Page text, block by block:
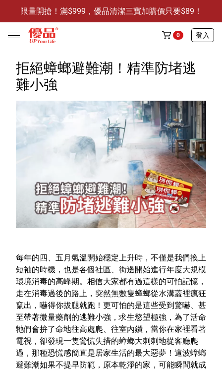
限量開搶！滿$999，優品清潔三寶加購價只要$89！
防霉清潔好幫手-任3件贈保濕抗菌洗手乳
限量開搶！滿$999，優品清潔三寶加購價只要$89！
0 登入
🔥任選1件折9元-新老客戶感恩回饋
商品介紹
限時特賣
防霉清潔好幫手(任3件，贈抗菌保濕洗手乳)
室內外除蟲專區
浴室清潔專區
清潔大掃除專區
精油香氛專區
強效誘引捕黏板
優品x柴語錄
團購專區
拒絕蟑螂避難潮！精準防堵逃
難小強
每年的四、五月氣溫開始穩定上升時，不僅是我們換上
短袖的時機，也是各個社區、街邊開始進行年度大規模
環境消毒的高峰期。相信大家都有過這樣的可怕記憶，
走在消毒過後的路上，突然無數隻蟑螂從水溝蓋裡瘋狂
竄出，嚇得你拔腿就跑！更可怕的是這些受到驚嚇、甚
至帶著微量藥劑的逃難小強，求生慾望極強，為了活命
牠們會拚了命地往高處爬、往室內鑽，當你在家裡看著
電視，卻發現一隻驚慌失措的蟑螂大剌剌地從客廳爬
過，那種恐慌感簡直是居家生活的最大惡夢！這波蟑螂
避難潮如果不提早防範，原本乾淨的家，可能瞬間就成